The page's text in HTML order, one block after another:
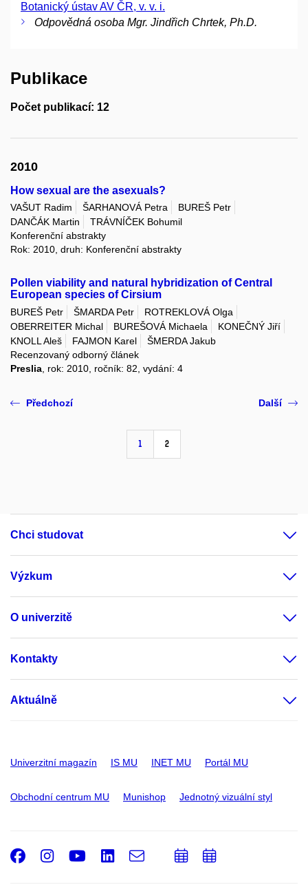
Botanický ústav AV ČR, v. v. i.
Odpovědná osoba Mgr. Jindřich Chrtek, Ph.D.
Publikace
Počet publikací: 12
2010
How sexual are the asexuals?
VAŠUT Radim ŠARHANOVÁ Petra
BUREŠ Petr
DANČÁK Martin
TRÁVNÍČEK Bohumil
Konferenční abstrakty
Rok: 2010, druh: Konferenční abstrakty
Pollen viability and natural hybridization of Central
European species of Cirsium
BUREŠ Petr ŠMARDA Petr
ROTREKLOVÁ Olga
OBERREITER Michal
BUREŠOVÁ Michaela
KONEČNÝ Jiří
KNOLL Aleš
FAJMON Karel
ŠMERDA Jakub
Recenzovaný odborný článek
Preslia, rok: 2010, ročník: 82, vydání: 4
Předchozí
1 2
Další
Chci studovat
Výzkum
O univerzitě
Kontakty
Aktuálně
Univerzitní magazín IS MU INET MU Portál MU
Obchodní centrum MU Munishop Jednotný vizuální styl
Facebook
Instagram
Youtube
LinkedIn
e-
PřidatPřidat